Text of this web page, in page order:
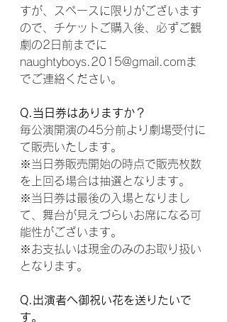
すが、スペースに限りがございます
ので、チケットご購入後、必ずご観
劇の2日前までに
naughtyboys.2015@gmail.comま
でご連絡ください。
Q.当日券はありますか？
毎公演開演の45分前より劇場受付に
て販売いたします。
※当日券販売開始の時点で販売枚数
を上回る場合は抽選となります。
※当日券は最後の入場となりまし
て、舞台が見えづらいお席になる可
能性がございます。
※お支払いは現金のみのお取り扱い
となります。
Q.出演者へ御祝い花を送りたいで
す。